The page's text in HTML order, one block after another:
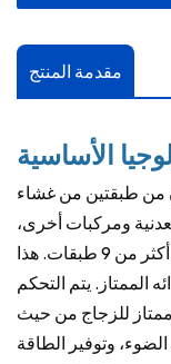
مقدمة المنتج
الأساسية
من طبقتين من غشاء
ومركبات أخرى،
ليصل إجمالي عدد طبقات الغشاء إلى أكثر من 9 طبقات. هذا
الممتاز. يتم التحكم
للزجاج من حيث